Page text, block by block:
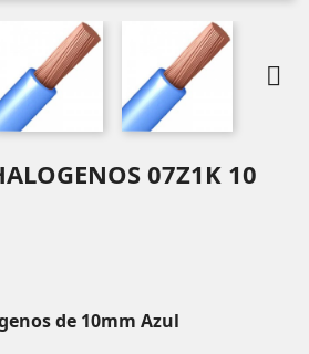

07Z1K 10
de 10mm Azul